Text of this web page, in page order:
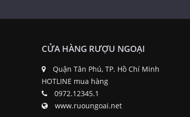
CỬA HÀNG RƯỢU NGOẠI
Quận Tân Phú, TP. Hồ Chí Minh
HOTLINE mua hàng
0972.12345.1
www.ruoungoai.net